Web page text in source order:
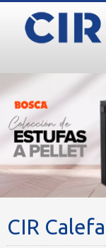
CIR